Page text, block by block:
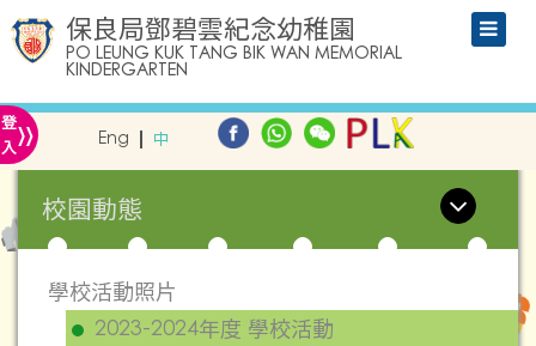
保良局鄧碧雲紀念幼稚園
PO LEUNG KUK TANG BIK WAN MEMORIAL
KINDERGARTEN
登
入» Eng 中
校園動態
學校活動照片
2023-2024年度 學校活動